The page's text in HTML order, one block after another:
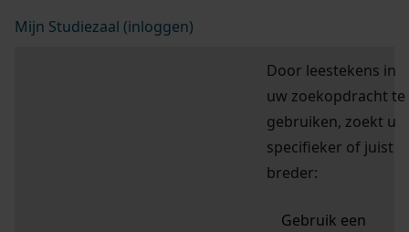
Mijn Studiezaal (inloggen)
Door leestekens in
uw zoekopdracht te
gebruiken, zoekt u
specifieker of juist
breder:
Gebruik een